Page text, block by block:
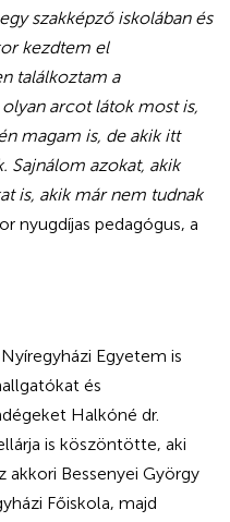
szakképző iskolában és
kezdtem el
találkoztam a
arcot látok most is,
magam is, de akik itt
Sajnálom azokat, akik
is, akik már nem tudnak
nyugdíjas pedagógus, a
Egyetem is
és
Halkóné dr.
is köszöntötte, aki
Bessenyei György
Főiskola, majd